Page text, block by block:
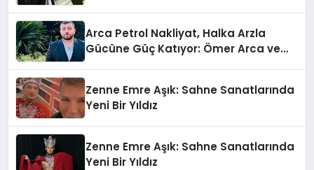
Arca Petrol Nakliyat, Halka Arzla
Gücüne Güç Katıyor: Ömer Arca ve
Zenne Emre Aşık: Sahne Sanatlarında
Yeni Bir Yıldız
Zenne Emre Aşık: Sahne Sanatlarında
Yeni Bir Yıldız